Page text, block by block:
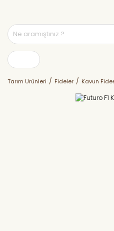
Tarım Ürünleri Fideler Kavun